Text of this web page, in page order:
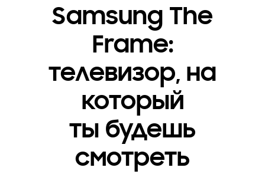
Samsung The
Frame:
телевизор, на
который
ты будешь
смотреть